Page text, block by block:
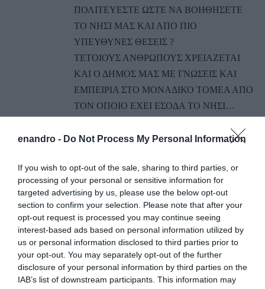
enandro - Do Not Process My Personal Information
If you wish to opt-out of the sale, sharing to third parties, or
processing of your personal or sensitive information for
targeted advertising by us, please use the below opt-out
section to confirm your selection. Please note that after your
opt-out request is processed you may continue seeing
interest-based ads based on personal information utilized by
us or personal information disclosed to third parties prior to
your opt-out. You may separately opt-out of the further
disclosure of your personal information by third parties on the
IAB’s list of downstream participants. This information may
ΠΟΛΙΤΕΥΕΣΤΕ ΩΣΤΕ ΝΑ ΒΟΗΘΗΣΕΤΕ
ΤΟ ΝΗΣΙ ΜΑΣ ΚΑΙ ΑΠΟ ΠΙΟ
ΥΠΕΥΘΥΝΕΣ ΘΕΣΕΙΣ ?
ΤΕΤΟΙΟΥΣ ΑΝΘΡΩΠΟΥΣ ΧΡΕΙΑΖΕΤΑΙ
ΚΑΙ Ο ΔΗΜΟΣ ΜΑΣ ΜΕ ΓΝΩΣΕΙΣ ΚΑΙ
ΕΜΠΕΙΡΙΑ ΣΤΟ ΜΟΝΑΔΙΚΟ ΤΟΜΕΑ ΑΠΟ
ΤΟΝ ΟΠΟΙΟ ΕΧΕΙ ΕΣΟΔΑ ΤΟ ΝΗΣΙ…
ΑΦΉΣΤΕ ΈΝΑ ΣΧΌΛΙΟ
Η ηλ. διεύθυνση σας δεν δημοσιεύεται.
Τα υποχρεωτικά πεδία
σημειώνονται με*